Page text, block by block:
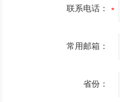
联系电话：
常用邮箱：
省份：